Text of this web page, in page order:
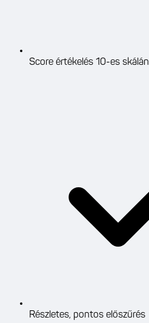
Score értékelés 10-es skálán
Részletes, pontos előszűrés